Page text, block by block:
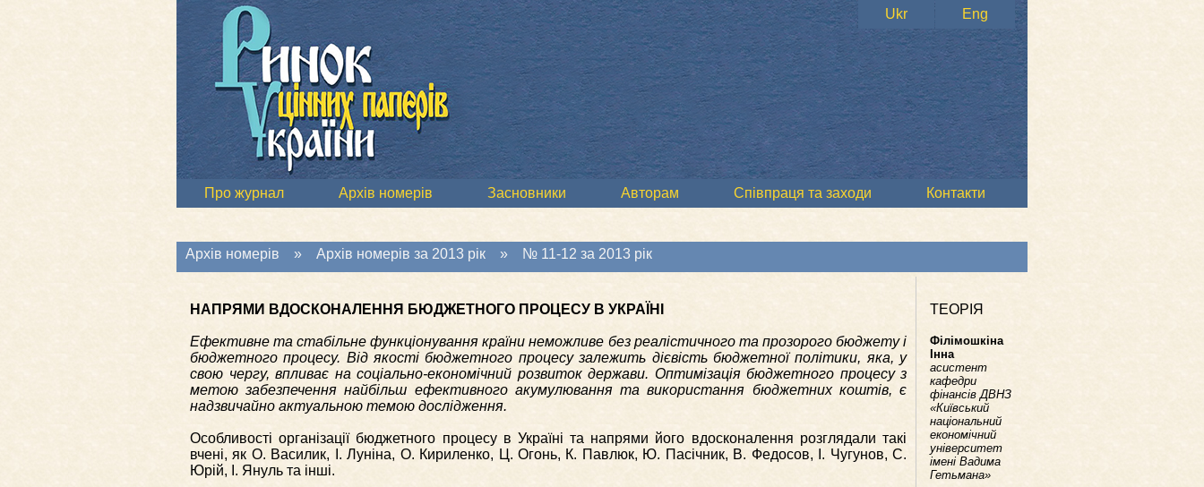
Ukr Eng
Про журнал Архів номерів Засновники Авторам Співпраця та заходи Контакти
Архів номерів » Архів номерів за 2013 рік » № 11-12 за 2013 рік
НАПРЯМИ ВДОСКОНАЛЕННЯ БЮДЖЕТНОГО ПРОЦЕСУ В УКРАЇНІ
Ефективне та стабільне функціонування країни неможливе без реалістичного та прозорого бюджету і
бюджетного процесу. Від якості бюджетного процесу залежить дієвість бюджетної політики, яка, у
свою чергу, впливає на соціально-економічний розвиток держави. Оптимізація бюджетного процесу з
метою забезпечення найбільш ефективного акумулювання та використання бюджетних коштів, є
надзвичайно актуальною темою дослідження.
Особливості організації бюджетного процесу в Україні та напрями його вдосконалення розглядали такі
вчені, як О. Василик, І. Луніна, О. Кириленко, Ц. Огонь, К. Павлюк, Ю. Пасічник, В. Федосов, І. Чугунов, С.
Юрій, І. Януль та інші.
ТЕОРІЯ
Філімошкіна
Інна
асистент
кафедри
фінансів ДВНЗ
«Київський
національний
економічний
університет
імені Вадима
Гетьмана»